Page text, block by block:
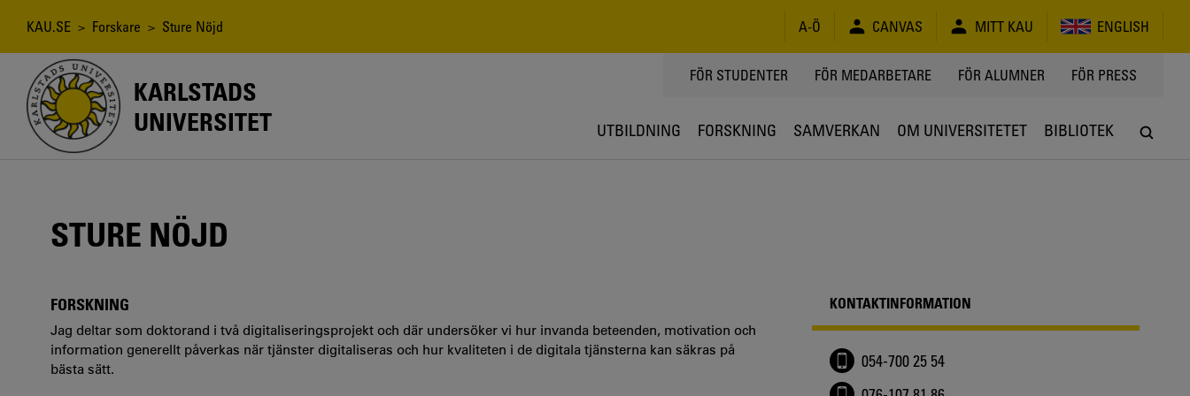
Länkstig
KAU.SE > Forskare > Sture Nöjd A-Ö CANVAS MITT KAU ENGLISH
KARLSTADS
UNIVERSITET
TOPPMENY
FÖR STUDENTER FÖR MEDARBETARE FÖR ALUMNER FÖR PRESS
UTBILDNING FORSKNING SAMVERKAN OM UNIVERSITETET BIBLIOTEK
STURE NÖJD
FORSKNING
Jag deltar som doktorand i två digitaliseringsprojekt och där undersöker vi hur invanda beteenden, motivation och
information generellt påverkas när tjänster digitaliseras och hur kvaliteten i de digitala tjänsterna kan säkras på
bästa sätt.
KONTAKTINFORMATION
054-700 25 54